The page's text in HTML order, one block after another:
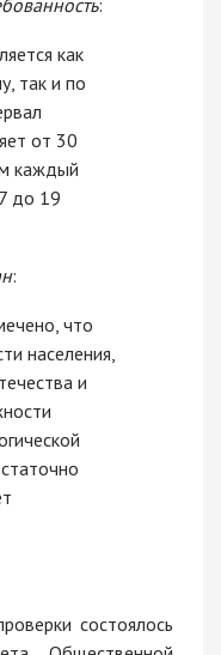
как
так и по
от 30
каждый
до 19
:
что
населения,
и
состоялось